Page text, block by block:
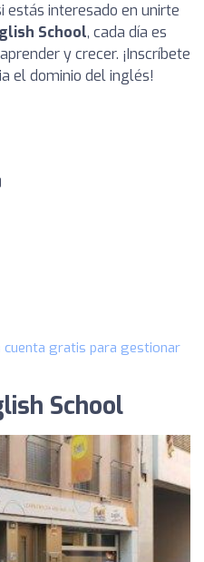
estás interesado en unirte
School, cada día es
y crecer. ¡Inscríbete
el dominio del inglés!
cuenta gratis para gestionar
School